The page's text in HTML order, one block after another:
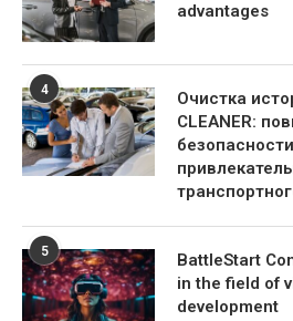
advantages
4
Очистка
CLEANER:
5
BattleStart
in the field of
development